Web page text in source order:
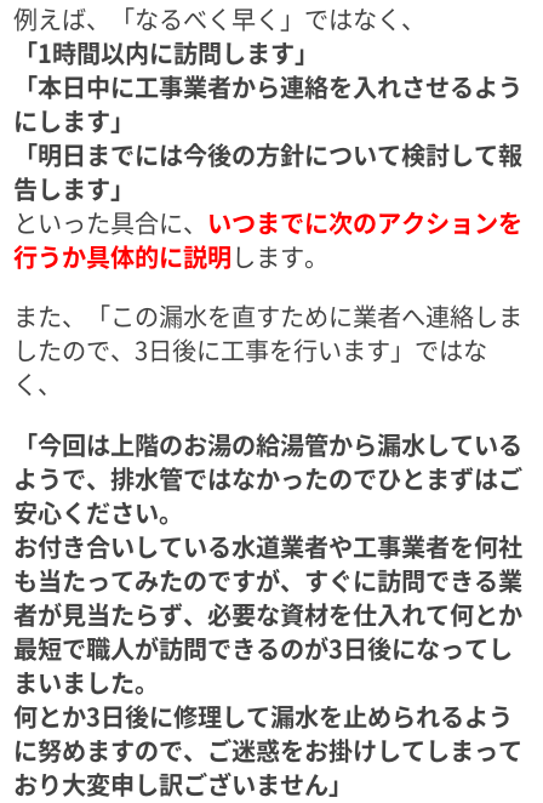
例えば、「なるべく早く」ではなく、
「1時間以内に訪問します」
「本日中に工事業者から連絡を入れさせるよう
にします」
「明日までには今後の方針について検討して報
告します」
といった具合に、 いつまでに次のアクションを
行うか具体的に説明します。
また、「この漏水を直すために業者へ連絡しま
したので、3日後に工事を行います」ではな
く、
「今回は上階のお湯の給湯管から漏水している
ようで、排水管ではなかったのでひとまずはご
安心ください。
お付き合いしている水道業者や工事業者を何社
も当たってみたのですが、すぐに訪問できる業
者が見当たらず、必要な資材を仕入れて何とか
最短で職人が訪問できるのが3日後になってし
まいました。
何とか3日後に修理して漏水を止められるよう
に努めますので、ご迷惑をお掛けしてしまって
おり大変申し訳ございません」